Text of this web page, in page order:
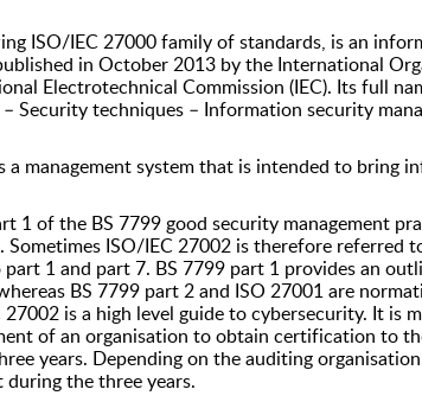
ISO/IEC 27000 family of standards, is an
in October 2013 by the International
Electrotechnical Commission (IEC). Its full
Security techniques – Information security
a management system that is intended to bring
1 of the BS 7799 good security management
Sometimes ISO/IEC 27002 is therefore referred
1 and part 7. BS 7799 part 1 provides an
BS 7799 part 2 and ISO 27001 are
is a high level guide to cybersecurity. It is
of an organisation to obtain certification to
years. Depending on the auditing
the three years.